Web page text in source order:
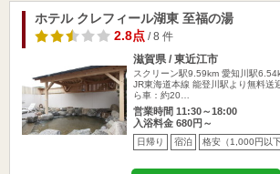
ホテル クレフィール湖東 至福の湯
2.8点/ 8 件
滋賀県 / 東近江市
スクリーン駅9.59km 愛知川駅
JR東海道本線 能登川駅より無料送
ら車：約20…
営業時間 11:30～18:00
入浴料金 680円～
日帰り 宿泊 格安（1,000円以下